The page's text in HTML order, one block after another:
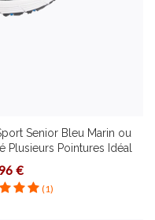
Senior Bleu Marin ou
Plusieurs Pointures Idéal
€
(1)